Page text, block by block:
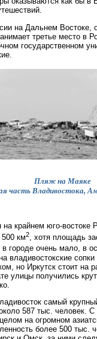
на Дальнем Востоке,
третье место в
государственном
Пляж на Маяке
часть Владивостока,
крайнем юго-востоке
500 км2, хотя площадь
городе очень мало, в
владивостокские
но Иркутск стоит на
улицы получились
самый
587 тыс. человек.
на огромном
более 500 тыс.